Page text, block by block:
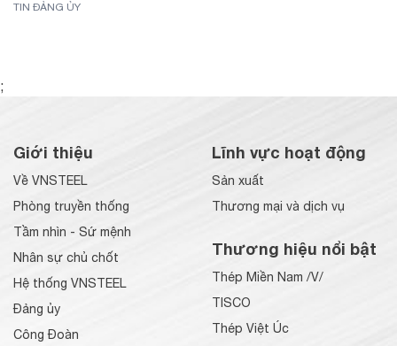
TIN ĐẢNG ỦY
;
Giới thiệu
Về VNSTEEL
Phòng truyền thống
Tầm nhìn - Sứ mệnh
Nhân sự chủ chốt
Hệ thống VNSTEEL
Đảng ủy
Công Đoàn
Lĩnh vực hoạt động
Sản xuất
Thương mại và dịch vụ
Thương hiệu nổi bật
Thép Miền Nam /V/
TISCO
Thép Việt Úc